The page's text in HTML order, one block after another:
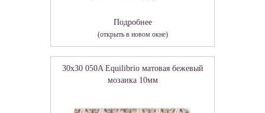
Подробнее
(открыть в новом окне)
30x30 050A Equilibrio матовая бежевый
мозаика 10мм